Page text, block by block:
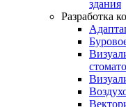
здания
Разработка